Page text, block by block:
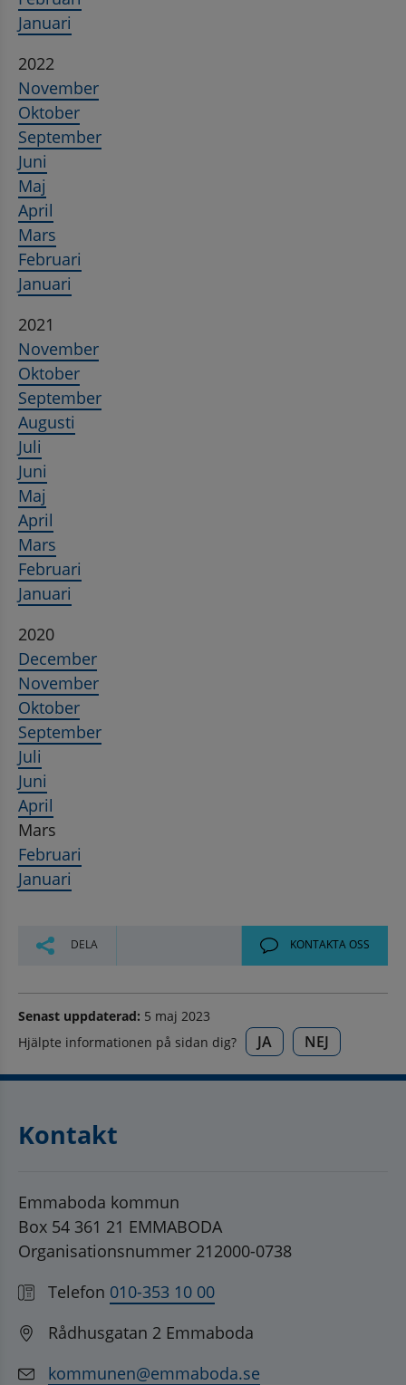
Januari
2022
November
Oktober
September
Juni
Maj
April
Mars
Februari
Januari
2021
November
Oktober
September
Augusti
Juli
Juni
Maj
April
Mars
Februari
Januari
2020
December
November
Oktober
September
Juli
Juni
April
Mars
Februari
Januari
DELA KONTAKTA OSS
Senast uppdaterad: 5 maj 2023
Hjälpte informationen på sidan dig?
JA NEJ
Kontakt
Emmaboda kommun
Box 54 361 21 EMMABODA
Organisationsnummer 212000-0738
Telefon 010-353 10 00
Rådhusgatan 2 Emmaboda
kommunen@emmaboda.se